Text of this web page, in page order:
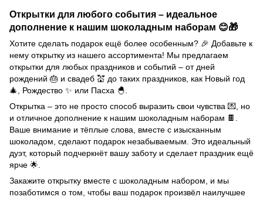
Открытки для любого события – идеальное
дополнение к нашим шоколадным наборам 😊🎁
Хотите сделать подарок ещё более особенным? 🎉 Добавьте к
нему открытку из нашего ассортимента! Мы предлагаем
открытки для любых праздников и событий – от дней
рождений 🎂 и свадеб 💒 до таких праздников, как Новый год
🎄, Рождество ✨ или Пасха 🐣.
Открытка – это не просто способ выразить свои чувства 💌, но
и отличное дополнение к нашим шоколадным наборам 🍫.
Ваше внимание и тёплые слова, вместе с изысканным
шоколадом, сделают подарок незабываемым. Это идеальный
дуэт, который подчеркнёт вашу заботу и сделает праздник ещё
ярче 🌟.
Закажите открытку вместе с шоколадным набором, и мы
позаботимся о том, чтобы ваш подарок произвёл наилучшее